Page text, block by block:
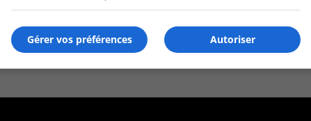
Autoriser
Gérer vos préférences